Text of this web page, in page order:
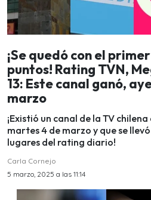
¡Se quedó con el
puntos! Rating TVN,
13: Este canal ganó,
marzo
¡Existió un canal de la TV
martes 4 de marzo y que se
lugares del rating diario!
Carla Cornejo
5 marzo, 2025 a las 11:14